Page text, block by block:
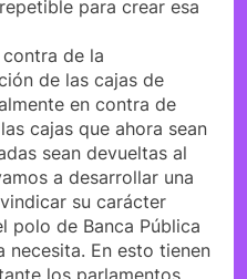
para crear esa
de la
de las cajas de
en contra de
cajas que ahora sean
sean devueltas al
a desarrollar una
su carácter
polo de Banca Pública
necesita. En esto tienen
los parlamentos